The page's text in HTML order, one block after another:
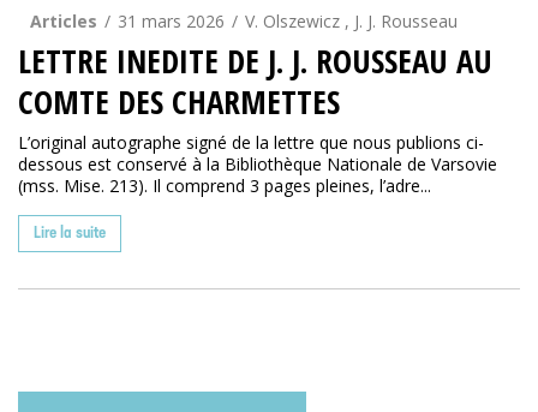
Articles 31 mars 2026 V. Olszewicz , J. J. Rousseau
LETTRE INEDITE DE J. J. ROUSSEAU AU
COMTE DES CHARMETTES
L’original autographe signé de la lettre que nous publions ci-
dessous est conservé à la Bibliothèque Nationale de Varsovie
(mss. Mise. 213). Il comprend 3 pages pleines, l’adre...
Lire la suite